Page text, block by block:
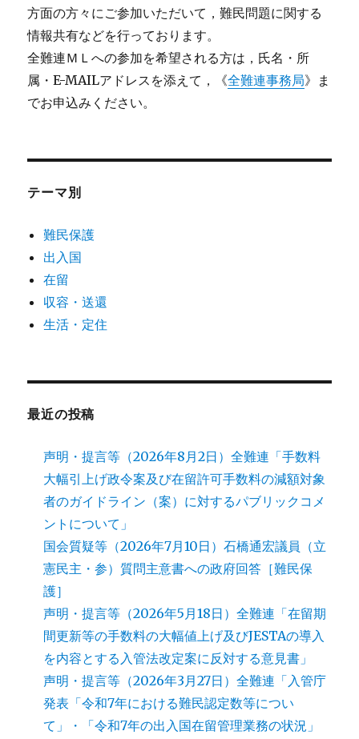
方面の方々にご参加いただいて，難民問題に関する
情報共有などを行っております。
全難連ＭＬへの参加を希望される方は，氏名・所
属・E-MAILアドレスを添えて，《全難連事務局》ま
でお申込みください。
テーマ別
難民保護
出入国
在留
収容・送還
生活・定住
最近の投稿
声明・提言等（2026年8月2日）全難連「手数料
大幅引上げ政令案及び在留許可手数料の減額対象
者のガイドライン（案）に対するパブリックコメ
ントについて」
国会質疑等（2026年7月10日）石橋通宏議員（立
憲民主・参）質問主意書への政府回答［難民保
護］
声明・提言等（2026年5月18日）全難連「在留期
間更新等の手数料の大幅値上げ及びJESTAの導入
を内容とする入管法改定案に反対する意見書」
声明・提言等（2026年3月27日）全難連「入管庁
発表「令和7年における難民認定数等につい
て」・「令和7年の出入国在留管理業務の状況」